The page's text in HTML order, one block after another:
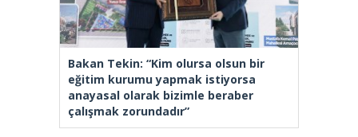
Bakan Tekin: “Kim olursa olsun bir
eğitim kurumu yapmak istiyorsa
anayasal olarak bizimle beraber
çalışmak zorundadır”